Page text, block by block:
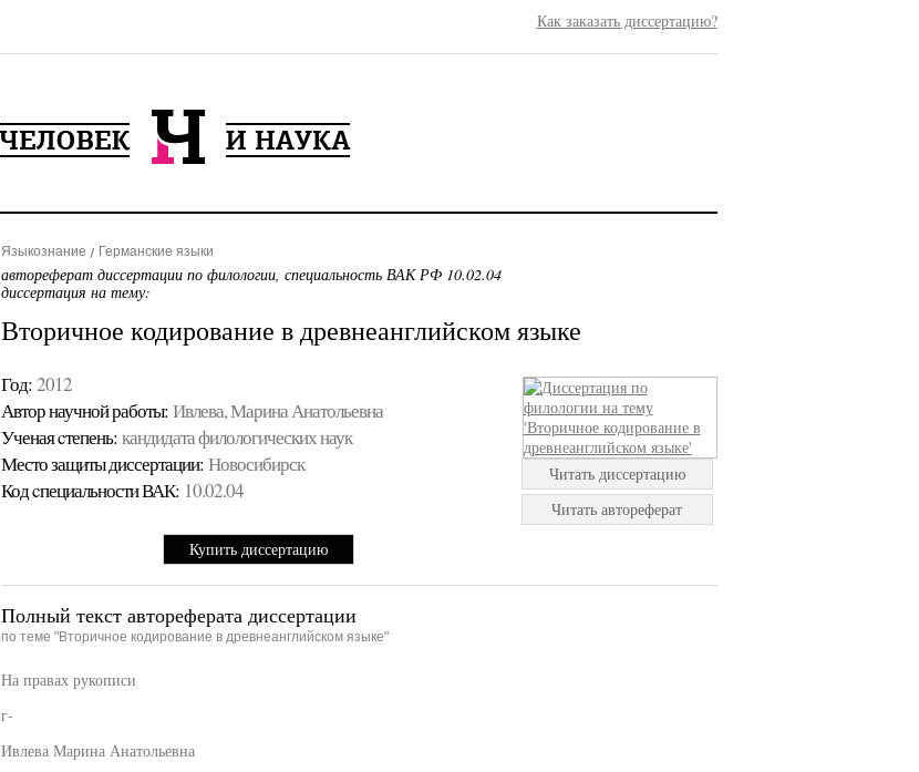
Как заказать диссертацию?
Языкознание Германские языки
автореферат диссертации по филологии, специальность ВАК РФ 10.02.04
диссертация на тему:
Вторичное кодирование в древнеанглийском языке
Год: 2012
Автор научной работы: Ивлева, Марина Анатольевна
Ученая cтепень: кандидата филологических наук
Место защиты диссертации: Новосибирск
Код cпециальности ВАК: 10.02.04
Купить диссертацию
Читать диссертацию
Читать автореферат
Полный текст автореферата диссертации
по теме "Вторичное кодирование в древнеанглийском языке"
На правах рукописи
г-
Ивлева Марина Анатольевна